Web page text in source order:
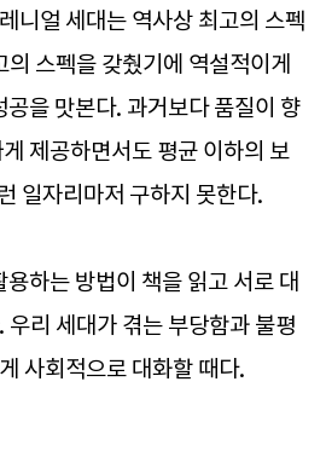
니얼 세대는 역사상 최고의 스펙
스펙을 갖췄기에 역설적이게
공을 맛본다. 과거보다 품질이 향
제공하면서도 평균 이하의 보
일자리마저 구하지 못한다.
하는 방법이 책을 읽고 서로 대
리 세대가 겪는 부당함과 불평
사회적으로 대화할 때다.